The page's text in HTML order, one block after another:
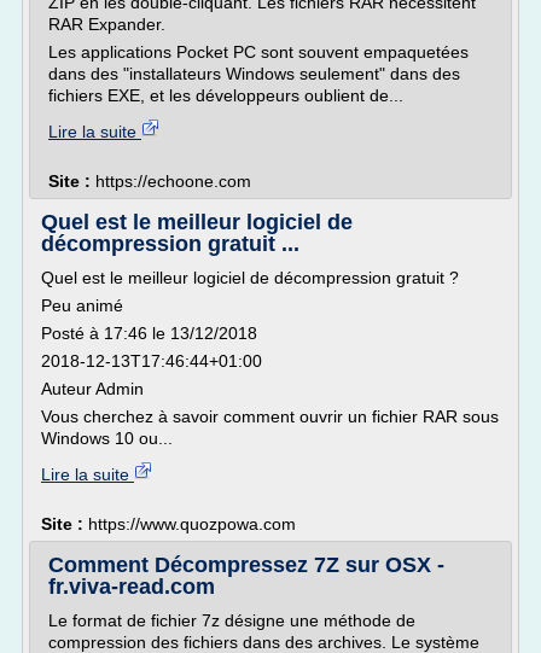
RAR Expander.
Les applications Pocket PC sont souvent empaquetées
dans des "installateurs Windows seulement" dans des
fichiers EXE, et les développeurs oublient de...
Lire la suite
Site : https://echoone.com
Quel est le meilleur logiciel de
décompression gratuit ...
Quel est le meilleur logiciel de décompression gratuit ?
Peu animé
Posté à 17:46 le 13/12/2018
2018-12-13T17:46:44+01:00
Auteur Admin
Vous cherchez à savoir comment ouvrir un fichier RAR sous
Windows 10 ou...
Lire la suite
Site : https://www.quozpowa.com
Comment Décompressez 7Z sur OSX -
fr.viva-read.com
Le format de fichier 7z désigne une méthode de
compression des fichiers dans des archives. Le système